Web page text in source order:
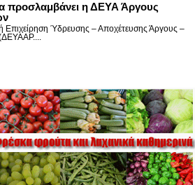
προσλαμβάνει η ΔΕΥΑ Άργους
Επιχείρηση Ύδρευσης – Αποχέτευσης Άργους –